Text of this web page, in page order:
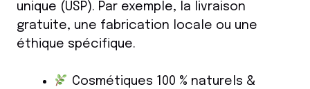
unique (USP). Par exemple, la livraison
gratuite, une fabrication locale ou une
éthique spécifique.
Cosmétiques 100 % naturels &